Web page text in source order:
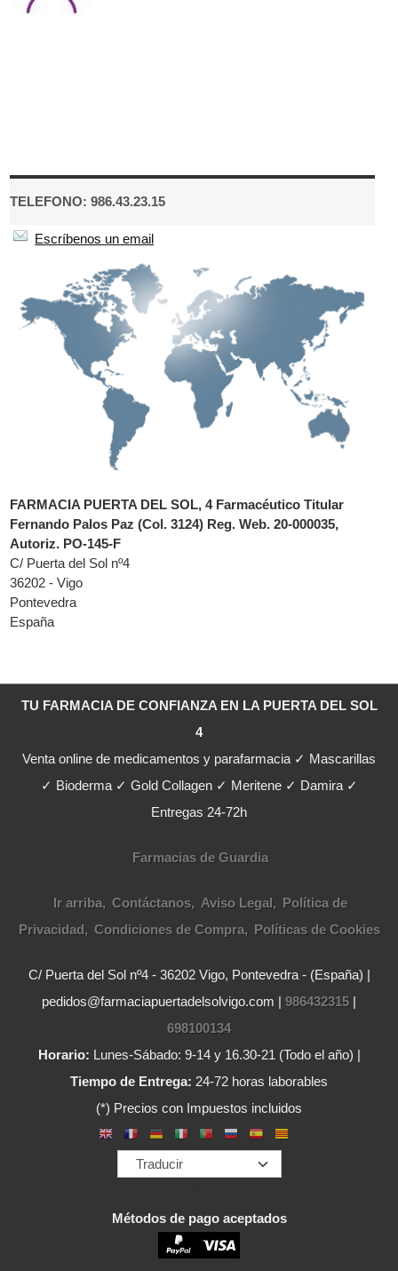
TELEFONO: 986.43.23.15
Escríbenos un email
FARMACIA PUERTA DEL SOL, 4 Farmacéutico Titular
Fernando Palos Paz (Col. 3124) Reg. Web. 20-000035,
Autoriz. PO-145-F
C/ Puerta del Sol nº4
36202 - Vigo
Pontevedra
España
TU FARMACIA DE CONFIANZA EN LA PUERTA DEL SOL
4
Venta online de medicamentos y parafarmacia ✓ Mascarillas
✓ Bioderma ✓ Gold Collagen ✓ Meritene ✓ Damira ✓
Entregas 24-72h
Farmacias de Guardia
Ir arriba Contáctanos Aviso Legal
Política de
Privacidad
Condiciones de Compra Políticas de Cookies
C/ Puerta del Sol nº4 - 36202 Vigo, Pontevedra - (España) |
pedidos@farmaciapuertadelsolvigo.com | 986432315 |
698100134
Horario: Lunes-Sábado: 9-14 y 16.30-21 (Todo el año) |
Tiempo de Entrega: 24-72 horas laborables
(*) Precios con Impuestos incluidos
Métodos de pago aceptados